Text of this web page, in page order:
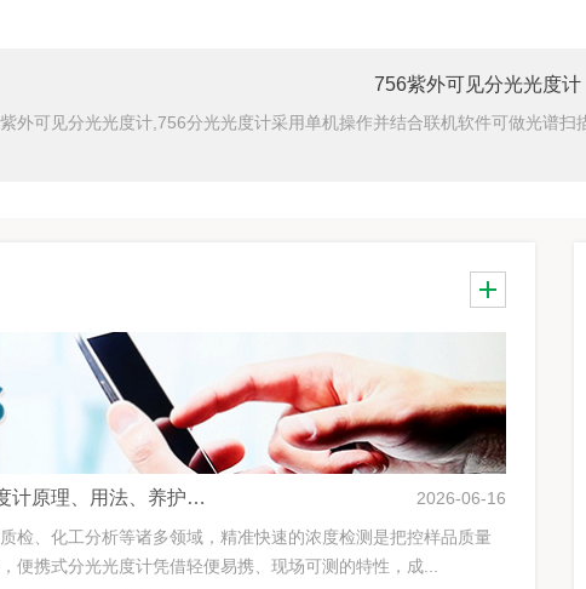
756紫外可见分光光度计
外可见分光光度计,756分光光度计采用单机操作并结合联机软件可做光谱扫
玻璃反射测试仪
科普干货｜便携式分光光度计原理、用法、养护技巧全解析
2026-06-16
检、化工分析等诸多领域，精准快速的浓度检测是把控样品质量
便携式分光光度计凭借轻便易携、现场可测的特性，成...